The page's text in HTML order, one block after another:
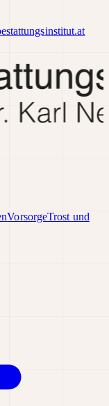
VorsorgeTrost und